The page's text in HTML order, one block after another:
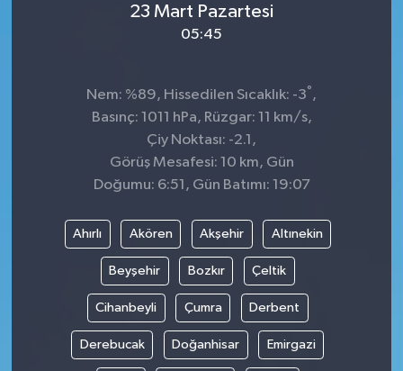
23 Mart Pazartesi
05:45
Nem: %89, Hissedilen Sıcaklık: -3° ,
Basınç: 1011 hPa, Rüzgar: 11 km/s,
Çiy Noktası: -2.1,
Görüş Mesafesi: 10 km, Gün
Doğumu: 6:51, Gün Batımı: 19:07
Ahırlı Akören Akşehir Altınekin
Beyşehir Bozkır Çeltik
Cihanbeyli Çumra Derbent
Derebucak Doğanhisar Emirgazi